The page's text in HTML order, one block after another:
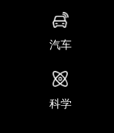
汽车
科学